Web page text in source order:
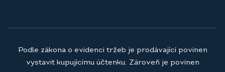
Podle zákona o evidenci tržeb je prodávající povinen
vystavit kupujícímu účtenku. Zároveň je povinen